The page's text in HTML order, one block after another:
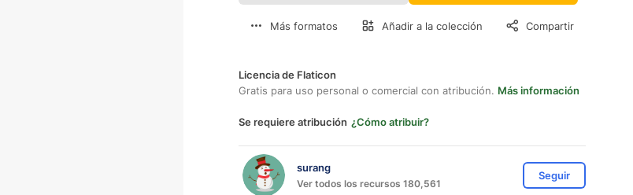
Más formatos Añadir a la colección Compartir
Licencia de Flaticon
Gratis para uso personal o comercial con atribución. Más información
Se requiere atribución ¿Cómo atribuir?
surang
Ver todos los recursos 180,561
Seguir